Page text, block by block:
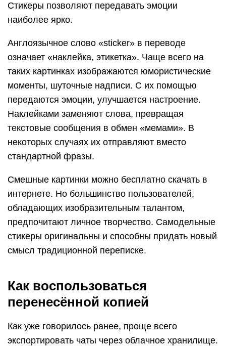
Стикеры позволяют передавать эмоции
наиболее ярко.
Англоязычное слово «sticker» в переводе
означает «наклейка, этикетка». Чаще всего на
таких картинках изображаются юмористические
моменты, шуточные надписи. С их помощью
передаются эмоции, улучшается настроение.
Наклейками заменяют слова, превращая
текстовые сообщения в обмен «мемами». В
некоторых случаях их отправляют вместо
стандартной фразы.
Смешные картинки можно бесплатно скачать в
интернете. Но большинство пользователей,
обладающих изобразительным талантом,
предпочитают личное творчество. Самодельные
стикеры оригинальны и способны придать новый
смысл традиционной переписке.
Как воспользоваться
перенесённой копией
Как уже говорилось ранее, проще всего
экспортировать чаты через облачное хранилище.